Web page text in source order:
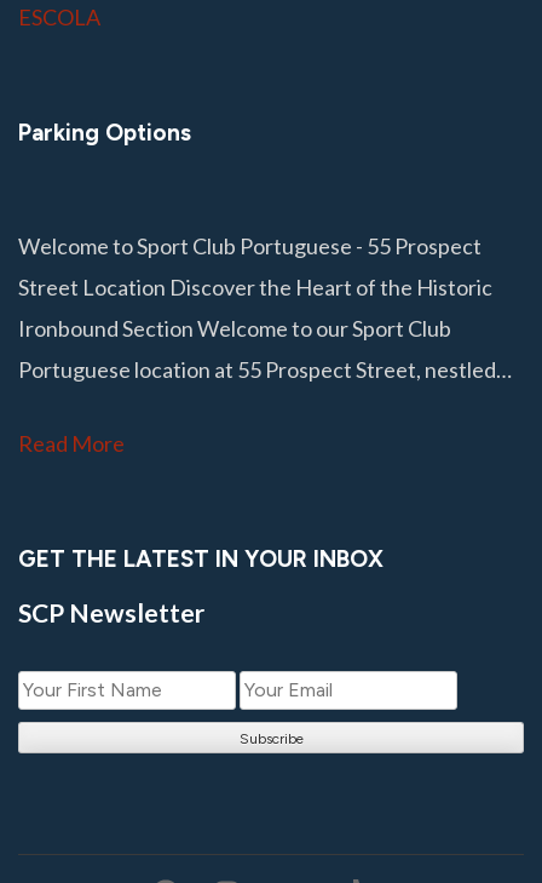
ESCOLA
Parking Options
Welcome to Sport Club Portuguese - 55 Prospect
Street Location Discover the Heart of the Historic
Ironbound Section Welcome to our Sport Club
Portuguese location at 55 Prospect Street, nestled…
Read More
GET THE LATEST IN YOUR INBOX
SCP Newsletter